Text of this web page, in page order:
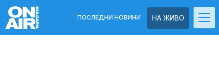
НА ЖИВО
ПОСЛЕДНИ НОВИНИ